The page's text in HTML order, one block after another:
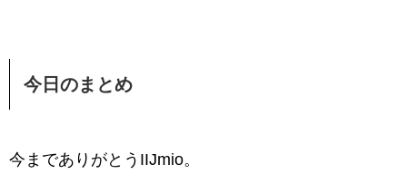
今日のまとめ
今までありがとうIIJmio。